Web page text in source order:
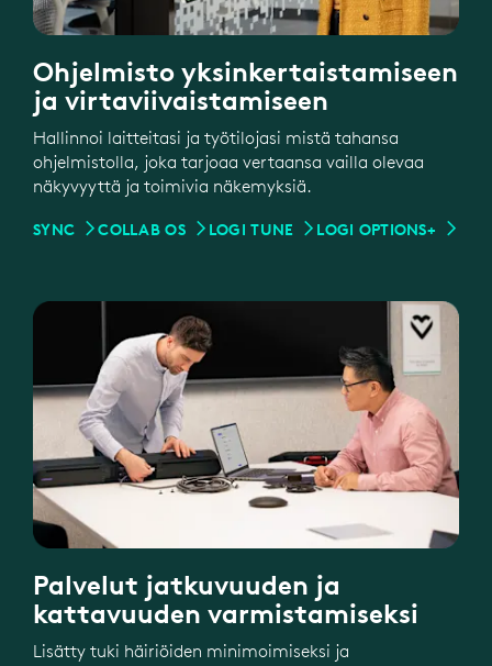
Ohjelmisto yksinkertaistamiseen
ja virtaviivaistamiseen
Hallinnoi laitteitasi ja työtilojasi mistä tahansa
ohjelmistolla, joka tarjoaa vertaansa vailla olevaa
näkyvyyttä ja toimivia näkemyksiä.
SYNC COLLAB OS LOGI TUNE LOGI OPTIONS+
Palvelut jatkuvuuden ja
kattavuuden varmistamiseksi
Lisätty tuki häiriöiden minimoimiseksi ja